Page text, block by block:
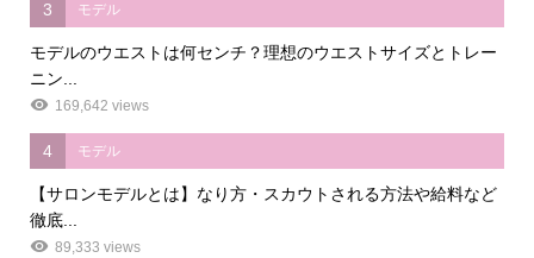
3 モデル
モデルのウエストは何センチ？理想のウエストサイズとトレー
ニン...
169,642 views
4 モデル
【サロンモデルとは】なり方・スカウトされる方法や給料など
徹底...
89,333 views